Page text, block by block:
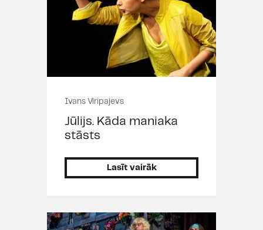
Ivans Viripajevs
Jūlijs. Kāda maniaka
stāsts
Lasīt vairāk